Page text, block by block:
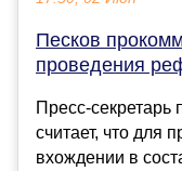
Песков
проведения
Пресс-
считает, что для
вхождении в